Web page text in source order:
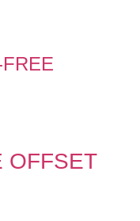
OFFSET